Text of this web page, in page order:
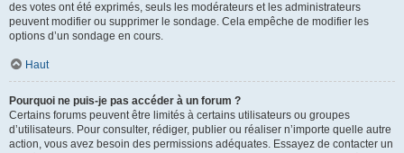
des votes ont été exprimés, seuls les modérateurs et les administrateurs
peuvent modifier ou supprimer le sondage. Cela empêche de modifier les
options d’un sondage en cours.
Haut
Pourquoi ne puis-je pas accéder à un forum ?
Certains forums peuvent être limités à certains utilisateurs ou groupes
d’utilisateurs. Pour consulter, rédiger, publier ou réaliser n’importe quelle autre
action, vous avez besoin des permissions adéquates. Essayez de contacter un